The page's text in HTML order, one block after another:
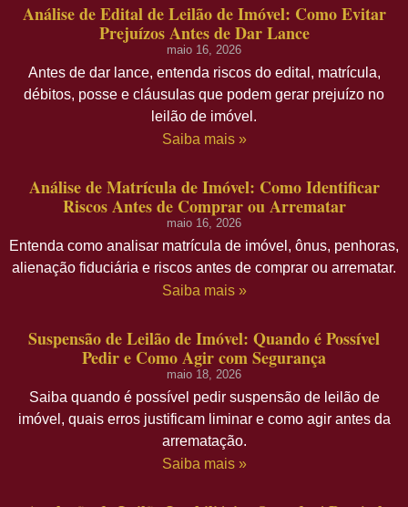
Análise de Edital de Leilão de Imóvel: Como Evitar
Prejuízos Antes de Dar Lance
maio 16, 2026
Antes de dar lance, entenda riscos do edital, matrícula,
débitos, posse e cláusulas que podem gerar prejuízo no
leilão de imóvel.
Saiba mais »
Análise de Matrícula de Imóvel: Como Identificar
Riscos Antes de Comprar ou Arrematar
maio 16, 2026
Entenda como analisar matrícula de imóvel, ônus, penhoras,
alienação fiduciária e riscos antes de comprar ou arrematar.
Saiba mais »
Suspensão de Leilão de Imóvel: Quando é Possível
Pedir e Como Agir com Segurança
maio 18, 2026
Saiba quando é possível pedir suspensão de leilão de
imóvel, quais erros justificam liminar e como agir antes da
arrematação.
Saiba mais »